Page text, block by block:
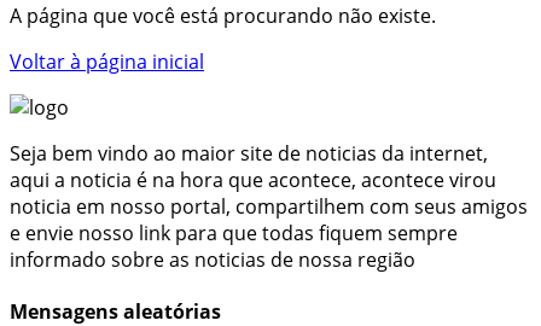
A página que você está procurando não existe.
Voltar à página inicial
Seja bem vindo ao maior site de noticias da internet,
aqui a noticia é na hora que acontece, acontece virou
noticia em nosso portal, compartilhem com seus amigos
e envie nosso link para que todas fiquem sempre
informado sobre as noticias de nossa região
Mensagens aleatórias